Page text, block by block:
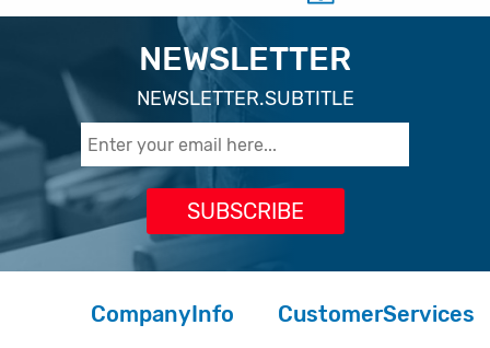
NEWSLETTER
NEWSLETTER.SUBTITLE
CompanyInfo CustomerServices